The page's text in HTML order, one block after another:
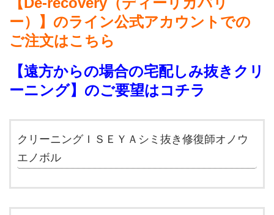
ー）】のライン公式アカウントでの
ご注文はこちら
【遠方からの場合の宅配しみ抜きクリ
ーニング】のご要望はコチラ
クリーニングＩＳＥＹＡシミ抜き修復師オノウ
エノボル